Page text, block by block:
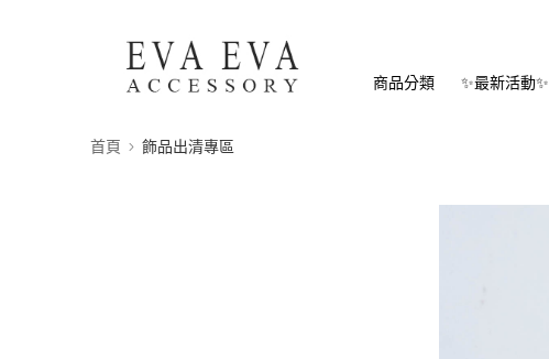
商品分類 ✨最新活動✨
首頁 飾品出清專區